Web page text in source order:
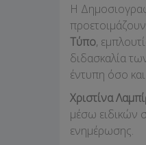
Η
προετοιμάζουν
Τύπο,
διδασκαλία
έντυπη όσο
Χριστίνα
μέσω ειδικών
ενημέρωσης.